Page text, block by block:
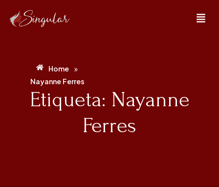
Home »
Nayanne Ferres
Etiqueta: Nayanne
Ferres